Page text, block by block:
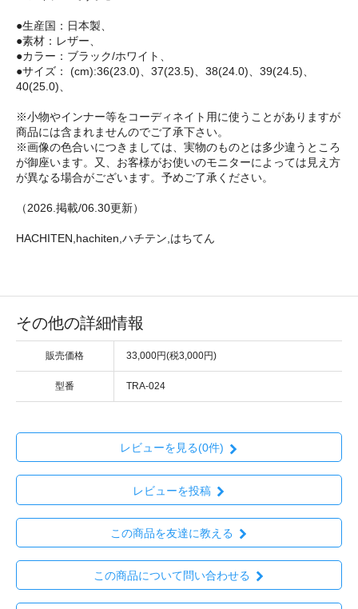
●生産国：日本製、
●素材：レザー、
●カラー：ブラック/ホワイト、
●サイズ： (cm):36(23.0)、37(23.5)、38(24.0)、39(24.5)、
40(25.0)、
※小物やインナー等をコーディネイト用に使うことがありますが
商品には含まれませんのでご了承下さい。
※画像の色合いにつきましては、実物のものとは多少違うところ
が御座います。又、お客様がお使いのモニターによっては見え方
が異なる場合がございます。予めご了承ください。
（2026.掲載/06.30更新）
HACHITEN,hachiten,ハチテン,はちてん
その他の詳細情報
販売価格 33,000円(税3,000円)
型番 TRA-024
レビューを見る(0件)
レビューを投稿
この商品を友達に教える
この商品について問い合わせる